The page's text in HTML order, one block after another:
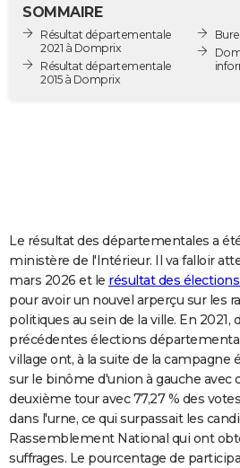
Destinations
City break
Voyage nature
Voyage de noces
Forum
Climat
GUIDES D'ACHAT
COPAINS D'AVANT
S'inscrire
Se connecter
Lycées
Collèges
Primaires
Universités
Entreprises
Service militaire
Avis de recherche
AVIS DE DÉCÈS
FORUM
Bricolage
Lifestyle
Culture
Sport
Auto
Television
Voyage
Cinema
SOMMAIRE
Résultat départementale
2021 à Domprix
Résultat départementale
2015 à Domprix
Le résultat des départementales a
ministère de l'Intérieur. Il va falloir
mars 2026 et le résultat des
pour avoir un nouvel arperçu sur les
politiques au sein de la ville. En 2021,
précédentes élections
village ont, à la suite de la campagne
sur le binôme d'union à gauche avec
deuxième tour avec 77,27 % des
dans l'urne, ce qui surpassait les
Rassemblement National qui ont
suffrages. Le pourcentage de